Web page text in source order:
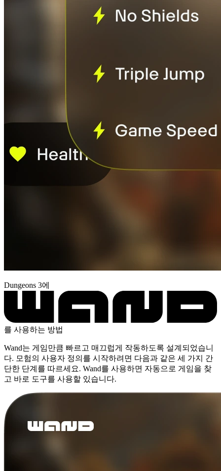
Dungeons 3에
를 사용하는 방법
Wand는 게임만큼 빠르고 매끄럽게 작동하도록 설계되었습니
다. 모험의 사용자 정의를 시작하려면 다음과 같은 세 가지 간
단한 단계를 따르세요. Wand를 사용하면 자동으로 게임을 찾
고 바로 도구를 사용할 있습니다.